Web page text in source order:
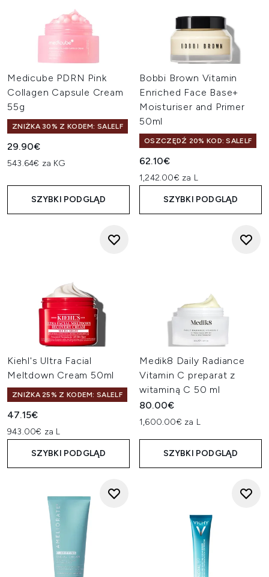
Medicube PDRN Pink
Collagen Capsule Cream
55g
ZNIŻKA 30% Z KODEM: SALELF
29.90€
543.64€ za KG
SZYBKI PODGLĄD
Bobbi Brown Vitamin
Enriched Face Base+
Moisturiser and Primer
50ml
OSZCZĘDŹ 20% KOD: SALELF
62.10€
1,242.00€ za L
SZYBKI PODGLĄD
Kiehl's Ultra Facial
Meltdown Cream 50ml
ZNIŻKA 25% Z KODEM: SALELF
47.15€
943.00€ za L
SZYBKI PODGLĄD
Medik8 Daily Radiance
Vitamin C preparat z
witaminą C 50 ml
80.00€
1,600.00€ za L
SZYBKI PODGLĄD